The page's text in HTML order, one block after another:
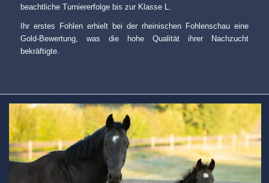
beachtliche Turniererfolge bis zur Klasse L.
Ihr erstes Fohlen erhielt bei der rheinischen Fohlenschau eine
Gold-Bewertung, was die hohe Qualität ihrer Nachzucht
bekräftigte.